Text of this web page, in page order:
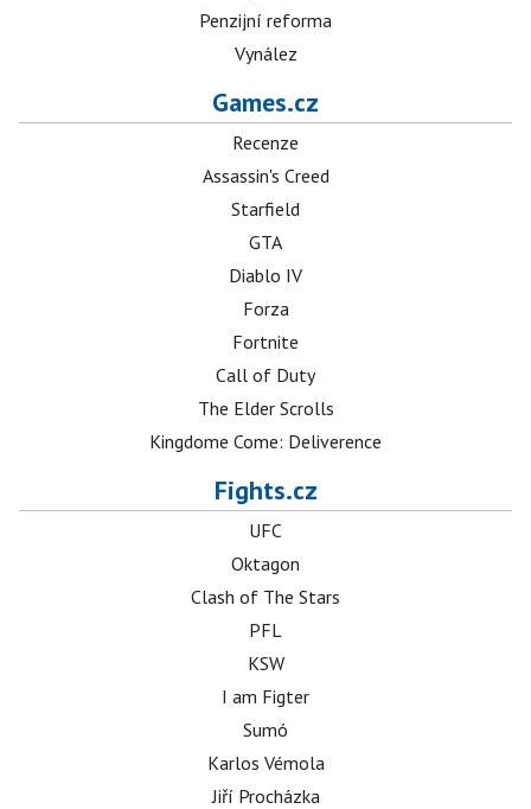
Penzijní reforma
Vynález
Games.cz
Recenze
Assassin's Creed
Starfield
GTA
Diablo IV
Forza
Fortnite
Call of Duty
The Elder Scrolls
Kingdome Come: Deliverence
Fights.cz
UFC
Oktagon
Clash of The Stars
PFL
KSW
I am Figter
Sumó
Karlos Vémola
Jiří Procházka